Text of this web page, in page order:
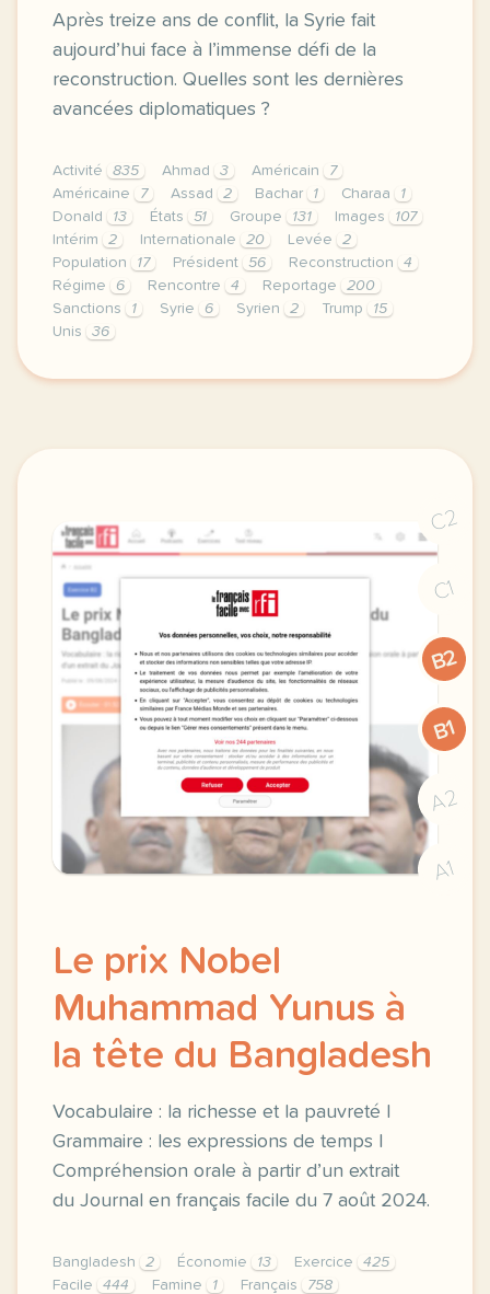
Après treize ans de conflit, la Syrie fait
aujourd’hui face à l’immense défi de la
reconstruction. Quelles sont les dernières
avancées diplomatiques ?
Activité 835 Ahmad 3 Américain
7
Américaine
7 Assad 2 Bachar 1 Charaa
1
Donald
13 États 51 Groupe 131 Images
107
Intérim
2 Internationale 20 Levée
2
Population
17 Président 56 Reconstruction
4
Régime
6 Rencontre 4 Reportage
200
Sanctions
1 Syrie 6 Syrien 2 Trump
15
Unis
36
continuer sans accepter le respect de votre vie
C2
C1
B2
B1
A2
A1
Le prix Nobel
Muhammad Yunus à
la tête du Bangladesh
Vocabulaire : la richesse et la pauvreté |
Grammaire : les expressions de temps |
Compréhension orale à partir d’un extrait
du Journal en français facile du 7 août 2024.
Bangladesh 2 Économie 13 Exercice
425
Facile
444 Famine 1 Français
758